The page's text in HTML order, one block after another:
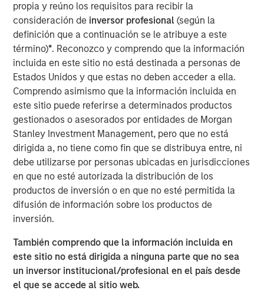
propia y reúno los requisitos para recibir la
consideración de inversor profesional(según la
definición que a continuación se le atribuye a este
término)*. Reconozco y comprendo que la información
incluida en este sitio no está destinada a personas de
Estados Unidos y que estas no deben acceder a ella.
Comprendo asimismo que la información incluida en
este sitio puede referirse a determinados productos
gestionados o asesorados por entidades de Morgan
Stanley Investment Management, pero que no está
dirigida a, no tiene como fin que se distribuya entre, ni
debe utilizarse por personas ubicadas en jurisdicciones
en que no esté autorizada la distribución de los
productos de inversión o en que no esté permitida la
difusión de información sobre los productos de
inversión.
También comprendo que la información incluida en
este sitio no está dirigida a ninguna parte que no sea
un inversor institucional/profesional en el país desde
el que se accede al sitio web.
JSF, a Japanese Yen-denominated closed-end fund, will
seek to invest in assets that benefit from Japan’s
structural tailwinds, including domestic urbanization and
international migration, relatively high return to office
rates plus growing office employment, and strong e-
commerce and supply chain reconfiguration, which will
support the residential, office and industrial real estate
sectors, respectively. The Fund will focus on properties
within these sectors in Tokyo, Osaka, and other major
markets across Japan with the objective of producing
attractive risk-adjusted returns using prudent leverage.
JSF completed its first acquisition in March 2025, and to
date has committed approximately 8% of the Fund across
several residential investments.
Commenting on JSF’s strategy, Yu Kawamata, Co-Head of
MSREI Asia Investments and Head of MSREI Japan, said:
“Japan has a positive macroeconomic outlook driven by
inflation and wage growth, regulatory changes shifting
corporate behavior towards efficiency, and attractive
yield spreads with favorable financing terms. Against this